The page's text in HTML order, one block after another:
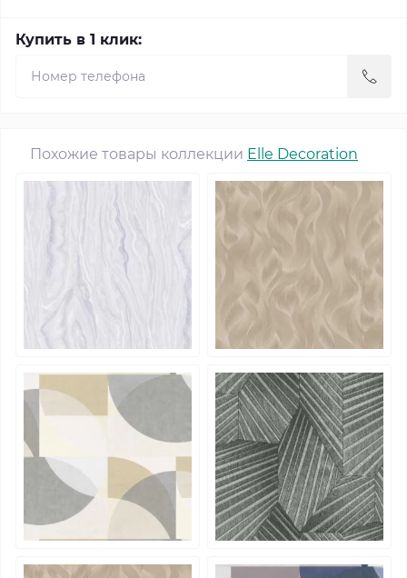
Купить в 1 клик:
Похожие товары коллекции Elle Decoration